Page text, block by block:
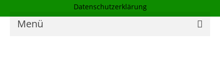
Menü
Datenschutzerklärung